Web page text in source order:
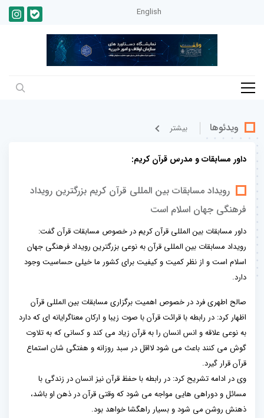
English
ویدئوها بيشتر
داور مسابقات و مدرس قرآن کریم:
رویداد مسابقات بین المللی قرآن کریم بزرگترین رویداد
فرهنگی جهان اسلام است
داور مسابقات بین المللی قرآن کریم در خصوص مسابقات قرآن گفت:
رویداد مسابقات بین المللی قرآن به نوعی بزرگترین رویداد فرهنگی جهان
اسلام است و از نظر کمیت و کیفیت برای کشور ما خیلی حساسیت وجود
دارد.
صالح اطهری فرد در خصوص اهمیت برگزاری مسابقات بین المللی قرآن
اظهار کرد: در رابطه با قرائت قرآن با صوت زیبا و ارکان معناگرایانه ای که دارد
به نوعی علاقه‌ و انس انسان را به قرآن زیاد می کند و کسانی که به تلاوت
گوش می کنند باعث می شود لااقل در سبد روزانه و هفتگی شان استماع
قرآن قرار گیرد.
وی در ادامه تشریح کرد: در رابطه با حفظ قرآن نیز انسان در زندگی با
مسائل و دوراهی هایی مواجه می شود که وقتی قرآن در ذهن او باشد،
ذهنش روشن می شود و بسیار راهگشا خواهد بود.